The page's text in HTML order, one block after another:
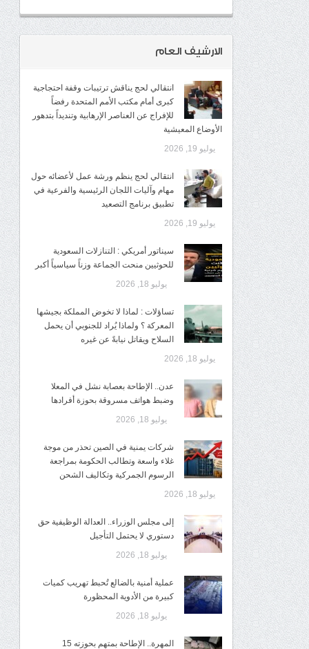
الارشيف العام
انتقالي لحج يناقش ترتيبات وقفة احتجاجية
كبرى أمام مكتب الأمم المتحدة رفضاً
للإفراج عن العناصر الإرهابية وتنديداً بتدهور
الأوضاع المعيشية
يوليو 19, 2026
انتقالي لحج ينظم ورشة عمل لأعضائه حول
مهام وآليات اللجان الرئيسية والفرعية في
تطبيق برنامج التصعيد
يوليو 19, 2026
سيناتور أمريكي : التنازلات السعودية
للحوثيين منحت الجماعة وزناً سياسياً أكبر
يوليو 18, 2026
تساؤلات : لماذا لا تخوض المملكة بجيشها
المعركة ؟ ولماذا يُراد للجنوبي أن يحمل
السلاح ويقاتل نيابةً عن غيره
يوليو 18, 2026
عدن.. الإطاحة بعصابة نشل في المعلا
وضبط هواتف مسروقة بحوزة أفرادها
يوليو 18, 2026
شركات يمنية في الصين تحذر من موجة
غلاء واسعة وتطالب الحكومة بمراجعة
الرسوم الجمركية وتكاليف الشحن
يوليو 18, 2026
إلى مجلس الوزراء.. العدالة الوظيفية حق
دستوري لا يحتمل التأجيل
يوليو 18, 2026
عملية أمنية بالضالع تُحبط تهريب كميات
كبيرة من الأدوية المحظورة
يوليو 18, 2026
المهرة.. الإطاحة بمتهم بحوزته 15